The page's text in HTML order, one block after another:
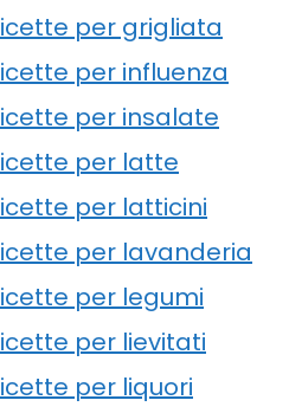
per grigliata
per influenza
per insalate
per latte
per latticini
per lavanderia
per legumi
per lievitati
per liquori